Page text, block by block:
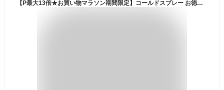
【P最大13倍★お買い物マラソン期間限定】コールドスプレー お徳用 500ml 瞬間冷却 冷却スプレー 冷却グッズ 日本製